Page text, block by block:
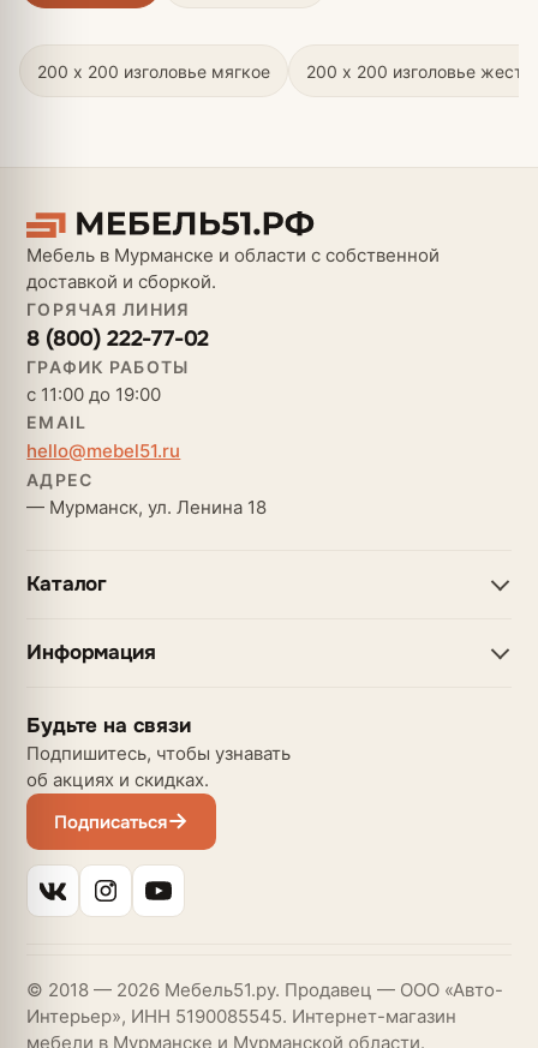
200 х 200 изголовье мягкое 200 х 200 изголовье
Мебель в Мурманске и области с собственной
доставкой и сборкой.
ГОРЯЧАЯ ЛИНИЯ
8 (800) 222-77-02
ГРАФИК РАБОТЫ
с 11:00 до 19:00
EMAIL
hello@mebel51.ru
АДРЕС
— Мурманск, ул. Ленина 18
Каталог
Информация
Будьте на связи
Подпишитесь, чтобы узнавать
об акциях и скидках.
Подписаться
© 2018 — 2026 Мебель51.ру. Продавец — ООО «Авто-
Интерьер», ИНН 5190085545. Интернет-магазин
мебели в Мурманске и Мурманской области.